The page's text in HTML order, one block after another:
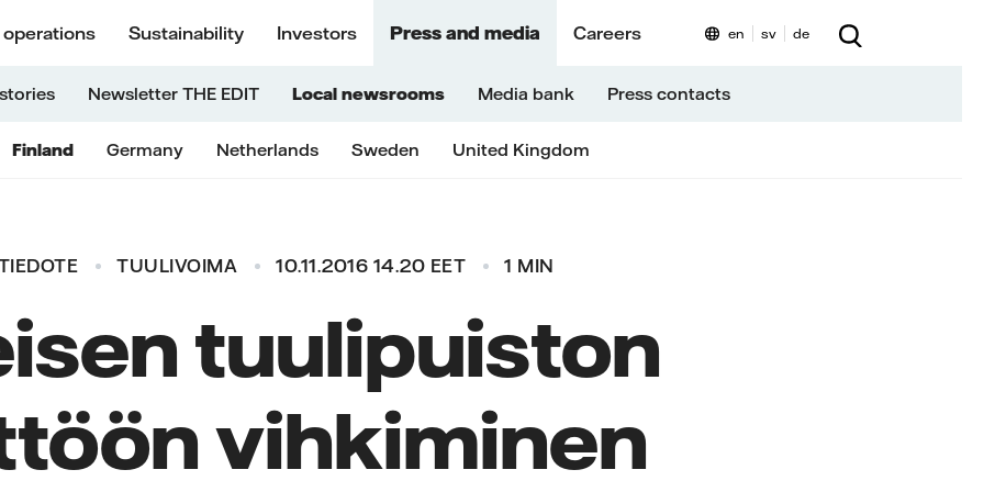
operations Sustainability Investors Press and media Careers
Newsletter THE EDIT Local newsrooms Media bank Press contacts
Finland Germany Netherlands Sweden United Kingdom
en sv de
TUULIVOIMA 10.11.2016 14.20 EET 1 MIN
tuulipuiston
vihkiminen